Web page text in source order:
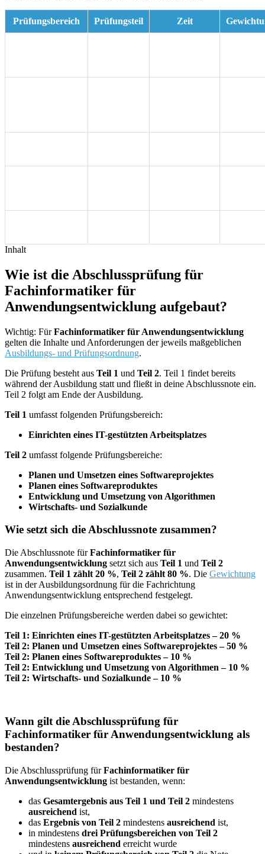
Prüfungsbereich Prüfungsteil Zeit
Inhalt
Wie ist die Abschlussprüfung für
Fachinformatiker für
Anwendungsentwicklung aufgebaut?
Wichtig: FürFachinformatiker für Anwendungsentwicklung
gelten die Inhalte und Anforderungen der jeweils maßgeblichen
Ausbildungs- und Prüfungsordnung.
Die Prüfung besteht aus Teil 1 und Teil 2. Teil 1 findet bereits
während der Ausbildung statt und fließt in deine Abschlussnote ein.
Teil 2 folgt am Ende der Ausbildung.
Teil 1 umfasst folgenden Prüfungsbereich:
Einrichten eines IT-gestützten Arbeitsplatzes
Teil 2 umfasst folgende Prüfungsbereiche:
Planen und Umsetzen eines Softwareprojektes
Planen eines Softwareproduktes
Entwicklung und Umsetzung von Algorithmen
Wirtschafts- und Sozialkunde
Wie setzt sich die Abschlussnote zusammen?
Die Abschlussnote fürFachinformatiker für
Anwendungsentwicklung setzt sich aus Teil 1 und Teil 2
zusammen. Teil 1 zählt 20 %, Teil 2 zählt 80 %. Die Gewichtung
ist in der Ausbildungsordnung für die Fachrichtung
Anwendungsentwicklung entsprechend festgelegt.
Die einzelnen Prüfungsbereiche werden dabei so gewichtet:
Teil 1: Einrichten eines IT-gestützten Arbeitsplatzes – 20 %
Teil 2: Planen und Umsetzen eines Softwareprojektes – 50 %
Teil 2: Planen eines Softwareproduktes – 10 %
Teil 2: Entwicklung und Umsetzung von Algorithmen – 10 %
Teil 2: Wirtschafts- und Sozialkunde – 10 %
Wann gilt die Abschlussprüfung für
Fachinformatiker für Anwendungsentwicklung als
bestanden?
Die Abschlussprüfung fürFachinformatiker für
Anwendungsentwicklung ist bestanden, wenn:
das Gesamtergebnis aus Teil 1 und Teil 2 mindestens
ausreichend ist,
das Ergebnis von Teil 2 mindestens ausreichend ist,
in mindestens drei Prüfungsbereichen von Teil 2
mindestens ausreichend erreicht wurde